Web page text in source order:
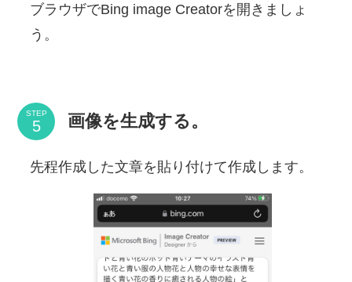
ブラウザでBing image Creatorを開きましょ
う。
STEP 画像を生成する。
先程作成した文章を貼り付けて作成します。